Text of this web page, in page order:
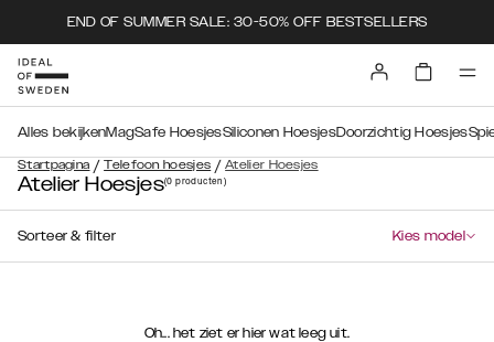
END OF SUMMER SALE: 30-50% OFF BESTSELLERS
Startpagina / Telefoon hoesjes / Atelier Hoesjes
Alles bekijkenMagSafe HoesjesSiliconen HoesjesDoorzichtig Hoesjes
Atelier Hoesjes(0producten)
Sorteer & filter Kies model
Oh... het ziet er hier wat leeg uit.